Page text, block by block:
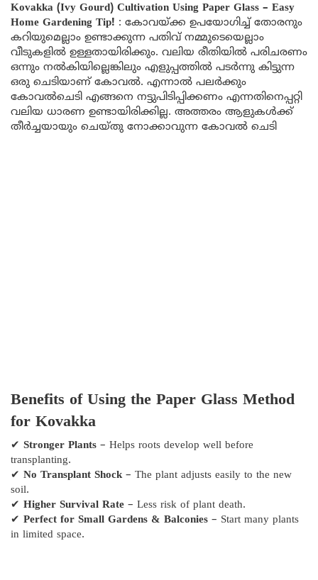
Kovakka (Ivy Gourd) Cultivation Using Paper Glass – Easy
Home Gardening Tip! : കോവയ്ക്ക ഉപയോഗിച്ച് തോരനും
കറിയുമെല്ലാം ഉണ്ടാക്കുന്ന പതിവ് നമ്മുടെയെല്ലാം
വീടുകളിൽ ഉള്ളതായിരിക്കും. വലിയ രീതിയിൽ പരിചരണം
ഒന്നും നൽകിയില്ലെങ്കിലും എളുപ്പത്തിൽ പടർന്നു കിട്ടുന്ന
ഒരു ചെടിയാണ് കോവൽ. എന്നാൽ പലർക്കും
കോവൽചെടി എങ്ങനെ നട്ടുപിടിപ്പിക്കണം എന്നതിനെപ്പറ്റി
വലിയ ധാരണ ഉണ്ടായിരിക്കില്ല. അത്തരം ആളുകൾക്ക്
തീർച്ചയായും ചെയ്തു നോക്കാവുന്ന കോവൽ ചെടി
Benefits of Using the Paper Glass Method
for Kovakka
✔ Stronger Plants – Helps roots develop well before
transplanting.
✔ No Transplant Shock– The plant adjusts easily to the new
soil.
✔ Higher Survival Rate – Less risk of plant death.
✔ Perfect for Small Gardens & Balconies – Start many plants
in limited space.